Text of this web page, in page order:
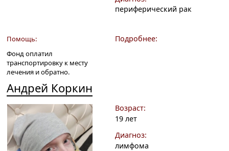
периферический рак
Помощь:
Фонд оплатил
транспортировку к месту
лечения и обратно.
Подробнее:
Андрей Коркин
Возраст:
19 лет
Диагноз:
лимфома